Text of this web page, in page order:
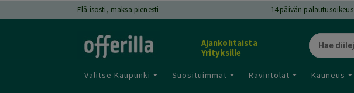
Elä isosti, maksa pienesti 14päivän palautusoikeus
Ajankohtaista
Yrityksille
Valitse Kaupunki Suosituimmat Ravintolat Kauneus